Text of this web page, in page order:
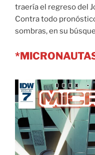
traería el regreso del
Contra todo
sombras, en su